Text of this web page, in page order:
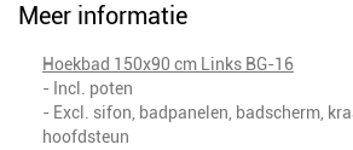
Meer informatie
Hoekbad 150x90 cm Links BG-16
- Incl. poten
- Excl. sifon, badpanelen, badscherm,
hoofdsteun